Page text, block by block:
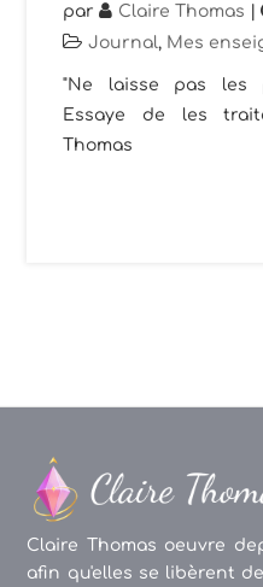
par Claire Thomas |
Journal, Mes
"Ne laisse pas les
Essaye de les
Thomas
Claire Thomas oeuvre
afin qu'elles se libèrent